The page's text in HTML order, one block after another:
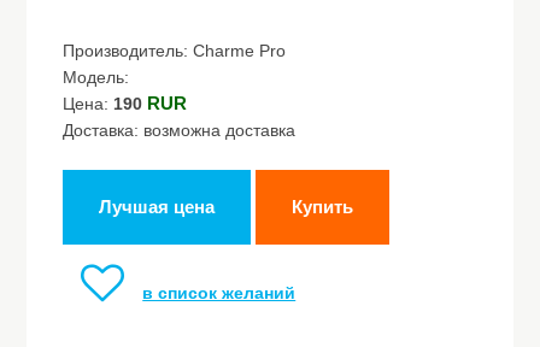
Производитель: Charme Pro
Модель:
Цена: 190 RUR
Доставка: возможна доставка
Лучшая цена Купить
в список желаний